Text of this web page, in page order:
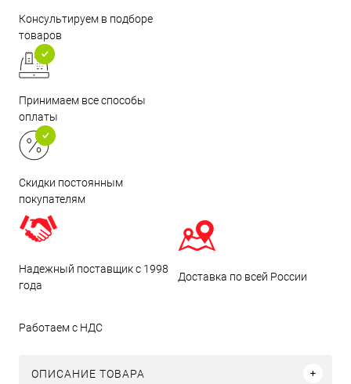
Консультируем в подборе
товаров
Принимаем все способы
оплаты
Скидки постоянным
покупателям
Надежный поставщик с 1998
года
Доставка по всей России
Работаем с НДС
ОПИСАНИЕ ТОВАРА